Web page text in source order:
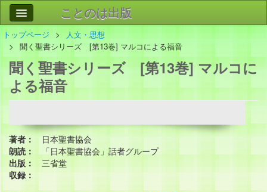
ことのは出版
作品
会社情報
お問い合わせ
トップページ
人文・思想
聞く聖書シリーズ [第13巻] マルコによる福音
聞く聖書シリーズ [第13巻] マルコに
よる福音
著者：
日本聖書協会
朗読：
「日本聖書協会」話者グループ
出版：
三省堂
収録：